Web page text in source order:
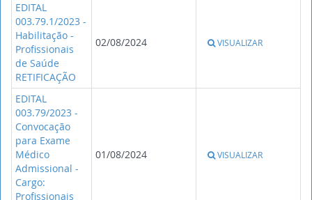
EDITAL
003.79.1/2023 -
Habilitação -
Profissionais
de Saúde
RETIFICAÇÃO
02/08/2024 VISUALIZAR
EDITAL
003.79/2023 -
Convocação
para Exame
Médico
Admissional -
Cargo:
Profissionais
01/08/2024 VISUALIZAR